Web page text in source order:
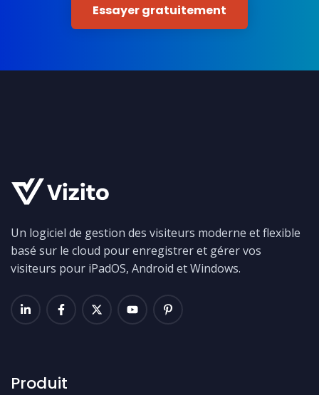
Essayer gratuitement
Un logiciel de gestion des visiteurs moderne et flexible
basé sur le cloud pour enregistrer et gérer vos
visiteurs pour iPadOS, Android et Windows.
Produit